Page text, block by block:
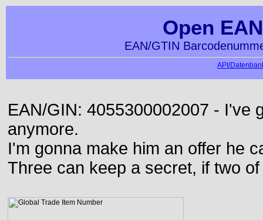
Open
EAN/GTIN
API/
EAN/GIN: 4055300002007 - I've
anymore.
I'm gonna make him an offer he
Three can keep a secret, if two